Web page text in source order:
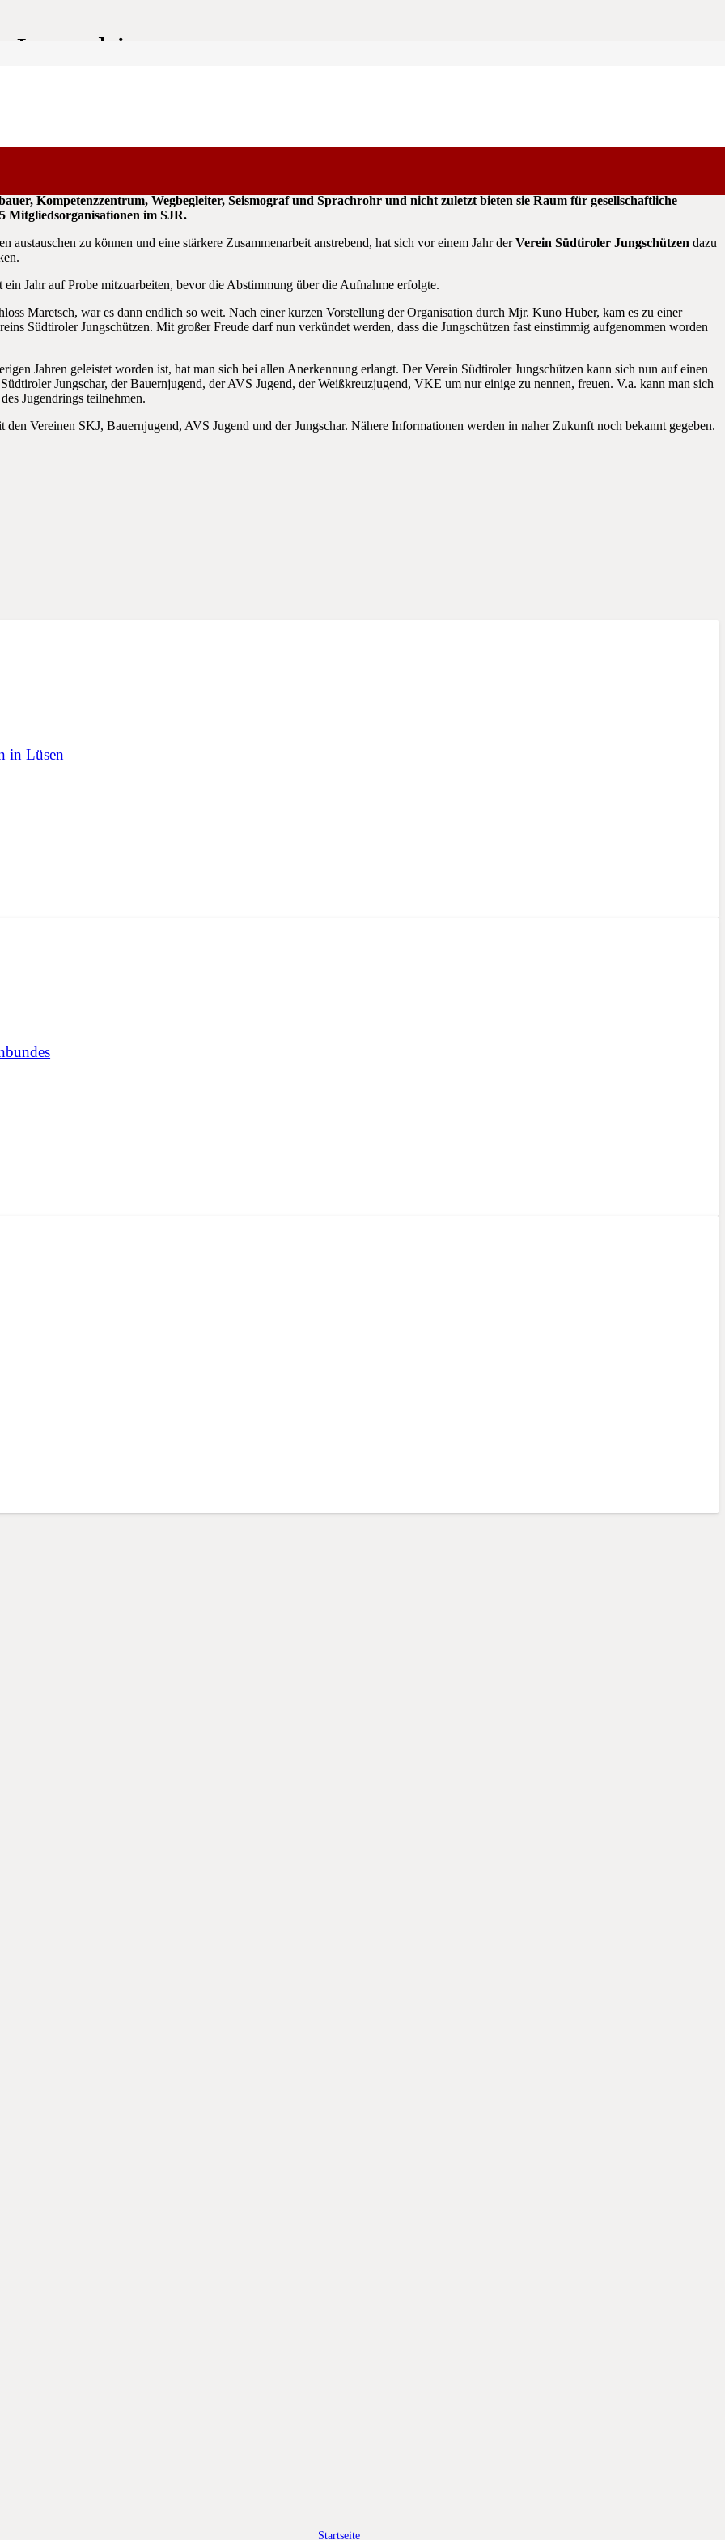
Kompetenzzentrum, Wegbegleiter, Seismograf und Sprachrohr und nicht zuletzt bieten sie Raum für gesellschaftliche
Mitgliedsorganisationen im SJR.
austauschen zu können und eine stärkere Zusammenarbeit anstrebend, hat sich vor einem Jahr derVerein Südtiroler Jungschützen dazu
Jahr auf Probe mitzuarbeiten, bevor die Abstimmung über die Aufnahme erfolgte.
Maretsch, war es dann endlich so weit. Nach einer kurzen Vorstellung der Organisation durch Mjr. Kuno Huber, kam es zu einer
Südtiroler Jungschützen. Mit großer Freude darf nun verkündet werden, dass die Jungschützen fast einstimmig aufgenommen worden
Jahren geleistet worden ist, hat man sich bei allen Anerkennung erlangt. Der Verein Südtiroler Jungschützen kann sich nun auf einen
Jungschar, der Bauernjugend, der AVS Jugend, der Weißkreuzjugend, VKE um nur einige zu nennen, freuen. V.a. kann man sich
Jugendrings teilnehmen.
Vereinen SKJ, Bauernjugend, AVS Jugend und der Jungschar. Nähere Informationen werden in naher Zukunft noch bekannt gegeben.
in Lüsen
Startseite